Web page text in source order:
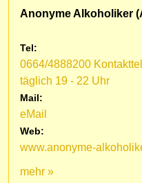
Anonyme Alkoholiker
Tel:
0664/4888200
täglich 19 - 22 Uhr
Mail:
eMail
Web:
www.anonyme-
mehr »